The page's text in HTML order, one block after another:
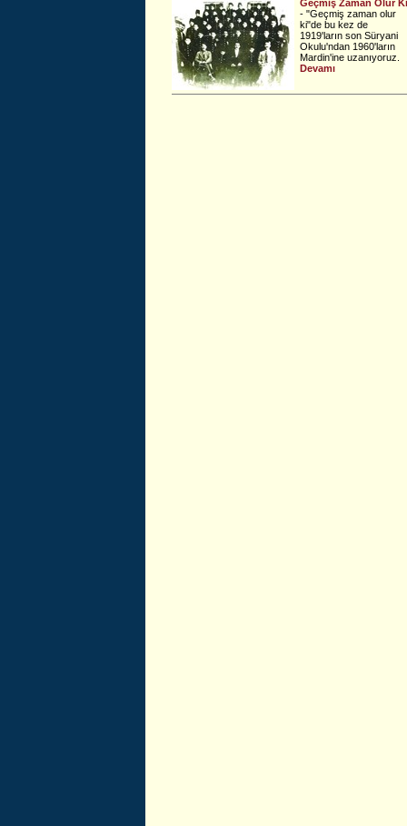
Geçmiş Zaman Olur Ki
- "Geçmiş zaman olur
ki"de bu kez de
1919'ların son Süryani
Okulu'ndan 1960'ların
Mardin'ine uzanıyoruz.
Devamı